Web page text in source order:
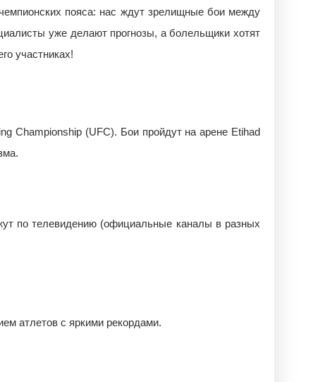
пояса: нас ждут зрелищные бои между
уже делают прогнозы, а болельщики хотят
участниках!
Championship (UFC). Бои пройдут на арене Etihad
по телевидению (официальные каналы в разных
атлетов с яркими рекордами.